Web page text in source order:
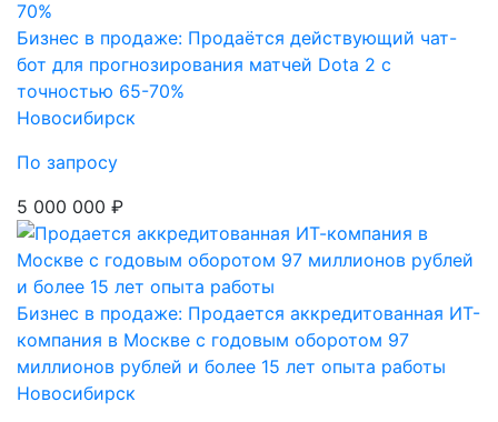
Бизнес в продаже: Продаётся действующий чат-
бот для прогнозирования матчей Dota 2 с
точностью 65-70%
Новосибирск
По запросу
5 000 000 ₽
Бизнес в продаже: Продается аккредитованная ИТ-
компания в Москве с годовым оборотом 97
миллионов рублей и более 15 лет опыта работы
Новосибирск